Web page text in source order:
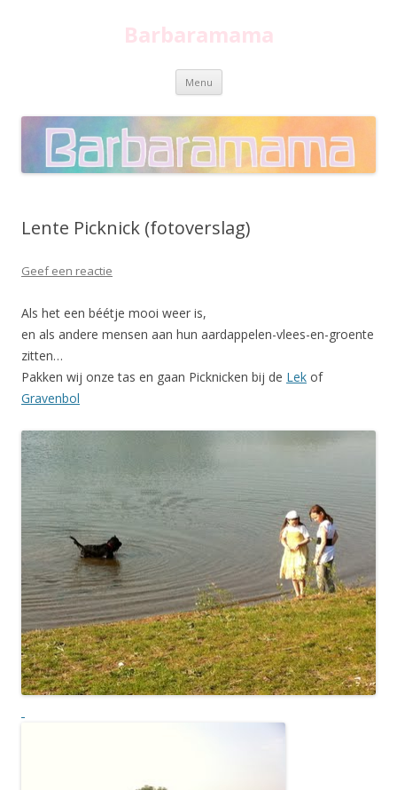
Barbaramama
Menu Spring
inhoud
Lente Picknick (fotoverslag)
Geef een reactie
Als het een béétje mooi weer is,
en als andere mensen aan hun aardappelen-vlees-en-groente
zitten…
Pakken wij onze tas en gaan Picknicken bij de Lek of
Gravenbol